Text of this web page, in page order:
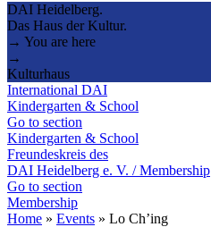
DAI Heidelberg.
Das Haus der Kultur.
→ You are here
→
Kulturhaus
International DAI
Kindergarten & School
Go to section
Kindergarten & School
Freundeskreis des
DAI Heidelberg e. V. / Membership
Go to section
Membership
Home » Events » Lo Ch’ing